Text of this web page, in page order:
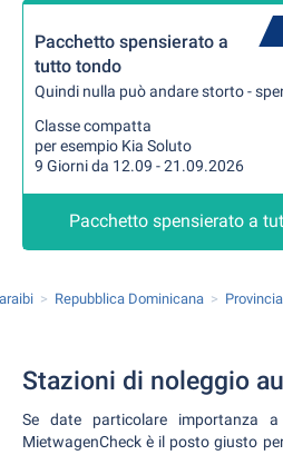
Pacchetto spensierato a
tutto tondo
Quindi nulla può andare storto -
Classe compatta
per esempio Kia Soluto
9 Giorni da 12.09 - 21.09.2026
Pacchetto spensierato a
Repubblica Dominicana
Stazioni di noleggio
Se date particolare importanza
MietwagenCheck è il posto giusto